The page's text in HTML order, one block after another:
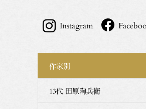
Instagram
作家別
13代 田原陶兵衛